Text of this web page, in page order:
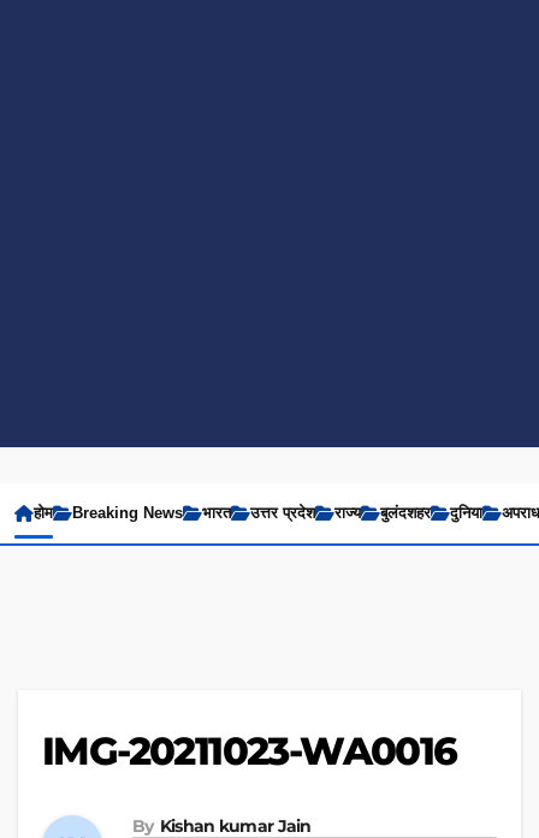
होम Breaking News भारत उत्तर प्रदेश राज्य बुलंदशहर दुनिया अपराध
IMG-20211023-WA0016
By Kishan kumar Jain